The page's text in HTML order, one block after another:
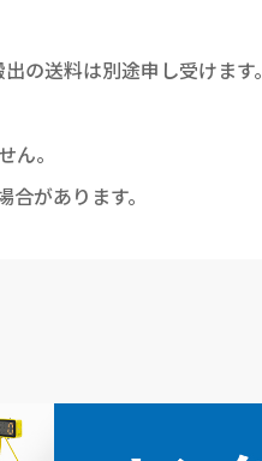
の送料は別途申し受けます。
ん。
があります。